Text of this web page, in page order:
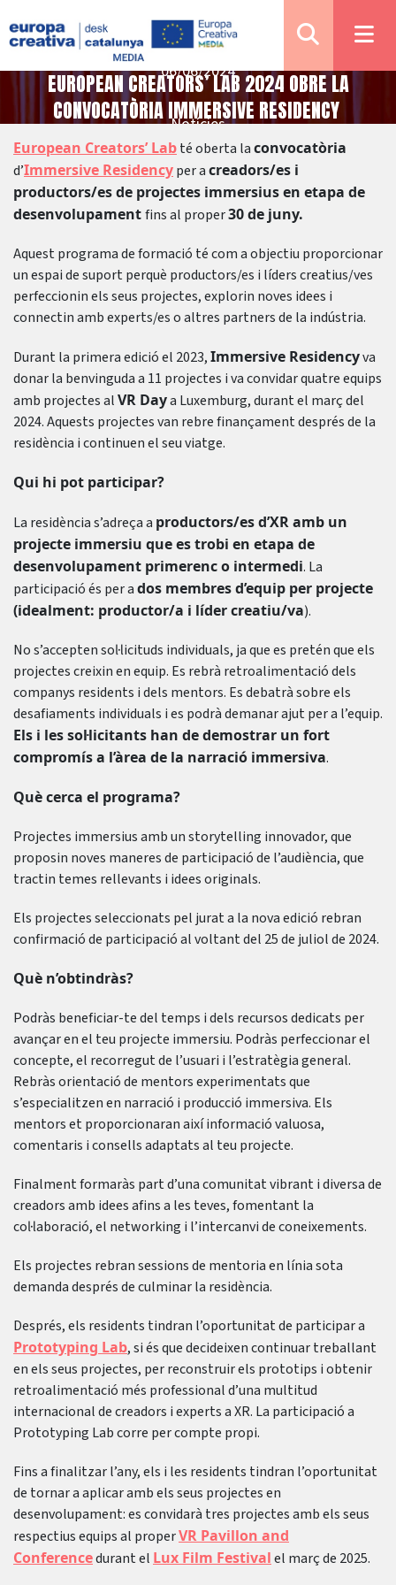
Notícies
EUROPEAN CREATORS’ LAB 2024 OBRE LA
CONVOCATÒRIA IMMERSIVE RESIDENCY
06/06/2024
European Creators’ Labté oberta laconvocatòria
d’Immersive Residencyper acreadors/es i
productors/es de projectes immersius en etapa de
desenvolupamentfins al proper30 de juny.
Aquest programa de formació té com a objectiu proporcionar
un espai de suport perquè productors/es i líders creatius/ves
perfeccionin els seus projectes, explorin noves idees i
connectin amb experts/es o altres partners de la indústria.
Durant la primera edició el 2023,Immersive Residencyva
donar la benvinguda a 11 projectes i va convidar quatre equips
amb projectes alVR Daya Luxemburg, durant el març del
2024. Aquests projectes van rebre finançament després de la
residència i continuen el seu viatge.
Qui hi pot participar?
La residència s’adreça a productors/es d’XR amb un
projecte immersiu que es trobi en etapa de
desenvolupament primerenc o intermedi. La
participació és per ados membres d’equip per projecte
(idealment: productor/a i líder creatiu/va).
No s’accepten sol·licituds individuals, ja que es pretén que els
projectes creixin en equip. Es rebrà retroalimentació dels
companys residents i dels mentors. Es debatrà sobre els
desafiaments individuals i es podrà demanar ajut per a l’equip.
Els i les sol·licitants han de demostrar un fort
compromís a l’àrea de la narració immersiva.
Què cerca el programa?
Projectes immersius amb un storytelling innovador, que
proposin noves maneres de participació de l’audiència, que
tractin temes rellevants i idees originals.
Els projectes seleccionats pel jurat a la nova edició rebran
confirmació de participació al voltant del 25 de juliol de 2024.
Què n’obtindràs?
Podràs beneficiar-te del temps i dels recursos dedicats per
avançar en el teu projecte immersiu. Podràs perfeccionar el
concepte, el recorregut de l’usuari i l’estratègia general.
Rebràs orientació de mentors experimentats que
s’especialitzen en narració i producció immersiva. Els
mentors et proporcionaran així informació valuosa,
comentaris i consells adaptats al teu projecte.
Finalment formaràs part d’una comunitat vibrant i diversa de
creadors amb idees afins a les teves, fomentant la
col·laboració, el networking i l’intercanvi de coneixements.
Els projectes rebran sessions de mentoria en línia sota
demanda després de culminar la residència.
Després, els residents tindran l’oportunitat de participar a
Prototyping Lab, si és que decideixen continuar treballant
en els seus projectes, per reconstruir els prototips i obtenir
retroalimentació més professional d’una multitud
internacional de creadors i experts a XR. La participació a
Prototyping Lab corre per compte propi.
Fins a finalitzar l’any, els i les residents tindran l’oportunitat
de tornar a aplicar amb els seus projectes en
desenvolupament: es convidarà tres projectes amb els seus
respectius equips al properVR Pavillon and
Conferencedurant el Lux Film Festivalel març de 2025.